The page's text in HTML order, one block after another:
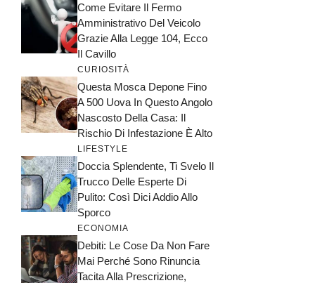
Come Evitare Il Fermo
Amministrativo Del Veicolo
Grazie Alla Legge 104, Ecco
Il Cavillo
CURIOSITÀ
Questa Mosca Depone Fino
A 500 Uova In Questo Angolo
Nascosto Della Casa: Il
Rischio Di Infestazione È Alto
LIFESTYLE
Doccia Splendente, Ti Svelo Il
Trucco Delle Esperte Di
Pulito: Così Dici Addio Allo
Sporco
ECONOMIA
Debiti: Le Cose Da Non Fare
Mai Perché Sono Rinuncia
Tacita Alla Prescrizione,